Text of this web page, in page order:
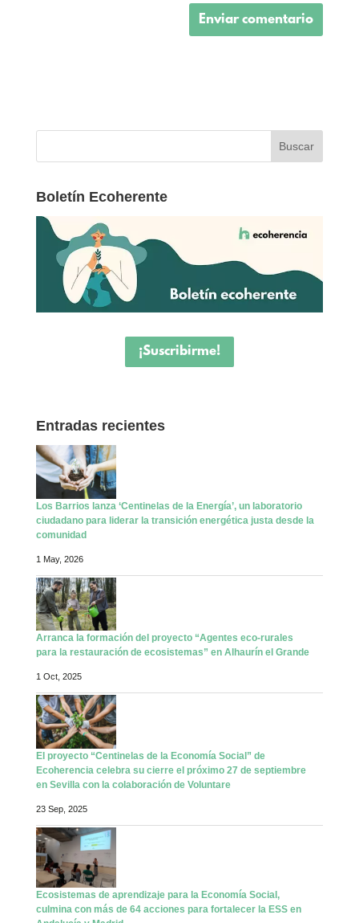
Boletín Ecoherente
¡Suscribirme!
Entradas recientes
Los Barrios lanza ‘Centinelas de la Energía’, un laboratorio
ciudadano para liderar la transición energética justa desde la
comunidad
1 May, 2026
Arranca la formación del proyecto “Agentes eco-rurales
para la restauración de ecosistemas” en Alhaurín el Grande
1 Oct, 2025
El proyecto “Centinelas de la Economía Social” de
Ecoherencia celebra su cierre el próximo 27 de septiembre
en Sevilla con la colaboración de Voluntare
23 Sep, 2025
Ecosistemas de aprendizaje para la Economía Social,
culmina con más de 64 acciones para fortalecer la ESS en